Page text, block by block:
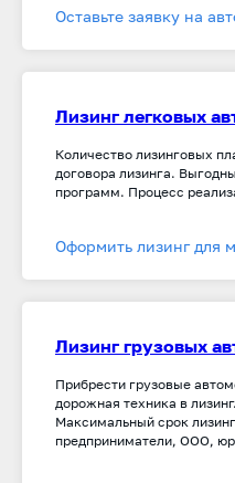
Оставьте заявку на
Лизинг легковых
Количество лизинговых
договора лизинга.
программ. Процесс
Оформить лизинг для
Лизинг грузовых
Прибрести грузовые
дорожная техника в
Максимальный срок
предприниматели, ООО,